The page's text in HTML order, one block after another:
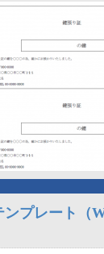
プレート（